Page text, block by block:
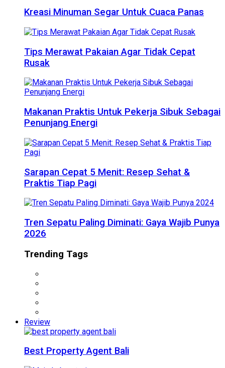
Kreasi Minuman Segar Untuk Cuaca Panas
Tips Merawat Pakaian Agar Tidak Cepat
Rusak
Makanan Praktis Untuk Pekerja Sibuk Sebagai
Penunjang Energi
Sarapan Cepat 5 Menit: Resep Sehat &
Praktis Tiap Pagi
Tren Sepatu Paling Diminati: Gaya Wajib Punya
2026
Trending Tags
Review
Best Property Agent Bali